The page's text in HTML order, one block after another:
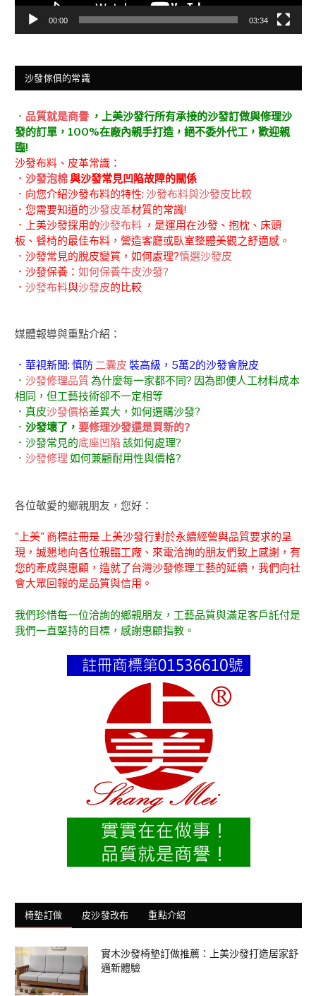
00:00 03:34
沙發傢俱的常識
． 品質就是商譽 ，上美沙發行所有承接的沙發訂做與修理沙
發的訂單，100%在廠內親手打造，絕不委外代工，歡迎親
臨!
沙發布料、皮革常識：
． 沙發泡棉與沙發常見凹陷故障的關係
．向您介紹沙發布料的特性: 沙發布料與沙發皮比較
．您需要知道的沙發皮革材質的常識!
．上美沙發採用的沙發布料 ，是運用在沙發、抱枕、床頭
板、餐椅的最佳布料，營造客廳或臥室整體美觀之舒適感。
．沙發常見的脫皮變質，如何處理?慎選沙發皮
．沙發保養： 如何保養牛皮沙發?
． 沙發布料與沙發皮的比較
媒體報導與重點介紹：
．華視新聞: 慎防 二囊皮 裝高級，5萬2的沙發會脫皮
． 沙發修理品質為什麼每一家都不同? 因為即便人工材料成本
相同，但工藝技術卻不一定相等
．真皮沙發價格差異大，如何選購沙發?
． 沙發壞了， 要修理沙發還是買新的?
．沙發常見的底座凹陷 該如何處理?
． 沙發修理 如何兼顧耐用性與價格?
各位敬愛的鄉親朋友，您好：
"上美" 商標註冊是 上美沙發行對於永續經營與品質要求的呈
現，誠懇地向各位親臨工廠、來電洽詢的朋友們致上感謝，有
您的牽成與惠顧，造就了台灣沙發修理工藝的延續，我們向社
會大眾回報的是品質與信用。
我們珍惜每一位洽詢的鄉親朋友，工藝品質與滿足客戶託付是
我們一直堅持的目標，感謝惠顧指教。
椅墊訂做 皮沙發改布 重點介紹
實木沙發椅墊訂做推薦：上美沙發打造居家舒
適新體驗